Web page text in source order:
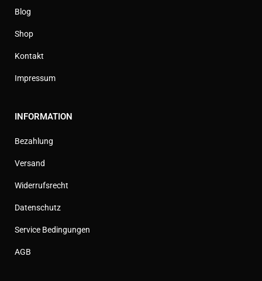
Blog
Shop
Kontakt
Impressum
INFORMATION
Bezahlung
Versand
Widerrufsrecht
Datenschutz
Service Bedingungen
AGB